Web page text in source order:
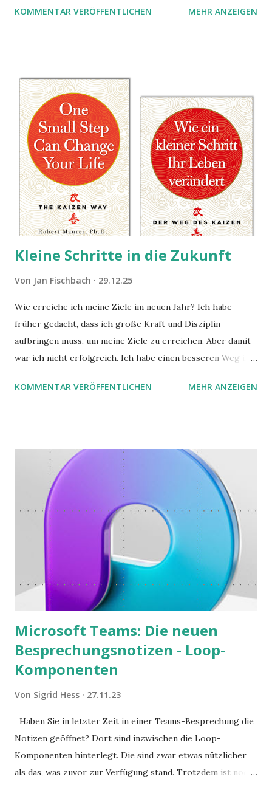
KOMMENTAR VERÖFFENTLICHEN MEHR ANZEIGEN
Kleine Schritte in die Zukunft
Von Jan Fischbach 29.12.25
Wie erreiche ich meine Ziele im neuen Jahr? Ich habe
früher gedacht, dass ich große Kraft und Disziplin
aufbringen muss, um meine Ziele zu erreichen. Aber damit
war ich nicht erfolgreich. Ich habe einen besseren Weg in
möchte. Darin habe ich zwei gute Begründungen gefunden,
KOMMENTAR VERÖFFENTLICHEN MEHR ANZEIGEN
Microsoft Teams: Die neuen
Besprechungsnotizen - Loop-
Komponenten
Von Sigrid Hess 27.11.23
Haben Sie in letzter Zeit in einer Teams-Besprechung die
Notizen geöffnet? Dort sind inzwischen die Loop-
Komponenten hinterlegt. Die sind zwar etwas nützlicher
als das, was zuvor zur Verfügung stand. Trotzdem ist noch